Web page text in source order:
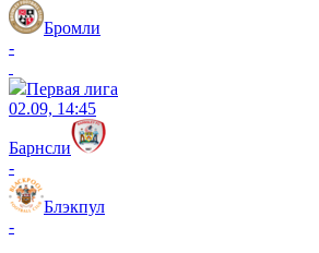
Бромли
-
Первая лига
02.09, 14:45
Барнсли
-
Блэкпул
-